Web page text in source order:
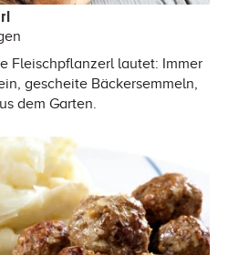
Fleischpflanzerl lautet: Immer
gescheite Bäckersemmeln,
dem Garten.